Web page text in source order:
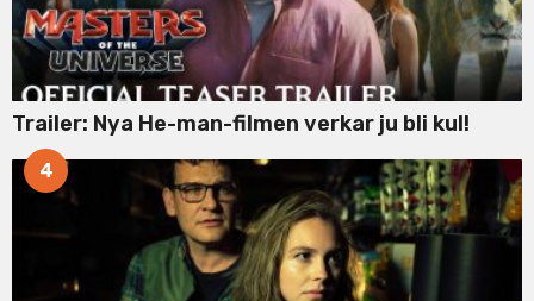
Trailer: Nya He-man-filmen verkar ju bli kul!
4